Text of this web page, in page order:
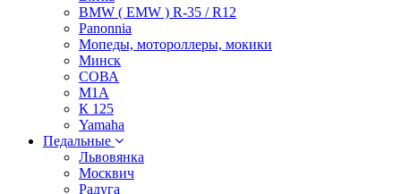
BMW ( EMW ) R-35 / R12
Panonnia
Мопеды, мотороллеры, мокики
Минск
СОВА
М1А
К 125
Yamaha
Педальные
Львовянка
Москвич
Радуга